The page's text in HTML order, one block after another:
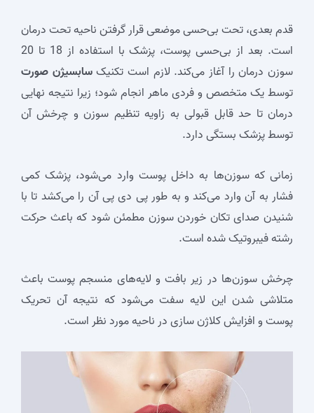
قدم بعدی، تحت بی‌حسی موضعی قرار گرفتن ناحیه تحت درمان
است. بعد از بی‌حسی پوست، پزشک با استفاده از 18 تا 20
سوزن درمان را آغاز می‌کند. لازم است تکنیکسابسیژن صورت
توسط یک متخصص و فردی ماهر انجام شود؛ زیرا نتیجه نهایی
درمان تا حد قابل قبولی به زاویه تنظیم سوزن و چرخش آن
توسط پزشک بستگی دارد.
زمانی که سوزن‌ها به داخل پوست وارد می‌شود، پزشک کمی
فشار به آن وارد می‌کند و به طور پی دی پی آن را می‌کشد تا با
شنیدن صدای تکان خوردن سوزن مطمئن شود که باعث حرکت
رشته فیبروتیک شده است.
چرخش سوزن‌ها در زیر بافت و لایه‌های منسجم پوست باعث
متلاشی شدن این لایه سفت می‌شود که نتیجه آن تحریک
پوست و افزایش کلاژن سازی در ناحیه مورد نظر است.